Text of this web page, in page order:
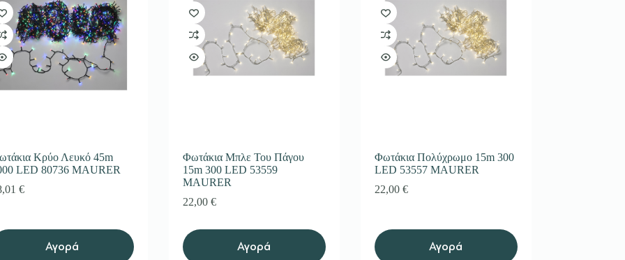
Κρύο Λευκό 45m
LED 80736 MAURER
€
Αγορά
Φωτάκια Μπλε Του Πάγου
15m 300 LED 53559
MAURER
22,00 €
Αγορά
Φωτάκια Πολύχρωμο 15m 300
LED 53557 MAURER
22,00 €
Αγορά